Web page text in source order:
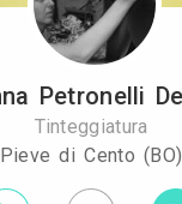
Tinteggiatura
Pieve di Cento (BO)